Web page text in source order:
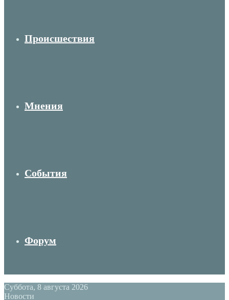
Происшествия
Мнения
События
Форум
Суббота, 8 августа 2026
Новости